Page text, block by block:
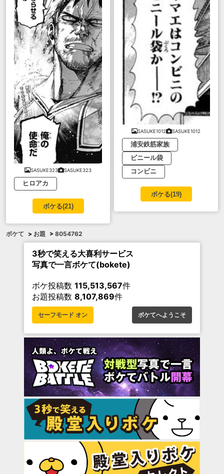
SASUKE323 SASUKE323
ヒロアカ
ボケる(21)
SASUKE1012 SASUKE1012
浦安鉄筋家族
ビニール袋
コンビニ
ボケる(19)
ボケて > お題 > 8054762
3秒で笑える大喜利サービス
写真で一言ボケて(bokete)
ボケ投稿数 115,513,567件
お題投稿数 8,107,869件
セーフモード オン ボケてへようこそ